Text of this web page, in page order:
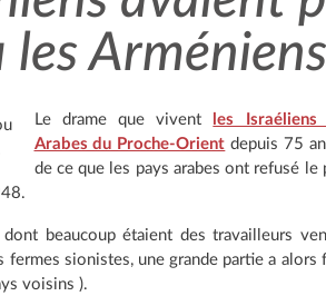
Le drame que vivent
les
Arabes du Proche-Orient depuis 75
de ce que les pays arabes ont refusé le
beaucoup étaient des travailleurs
sionistes, une grande partie a alors
voisins ).